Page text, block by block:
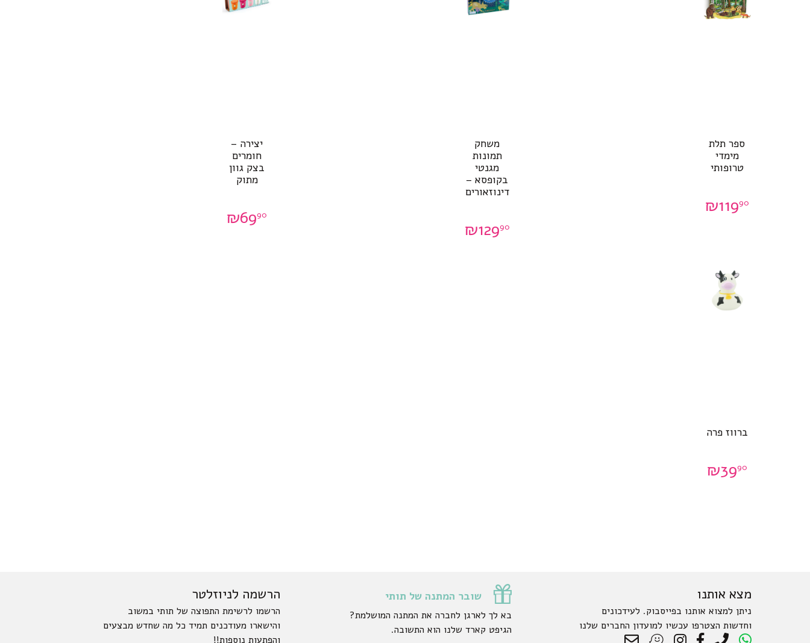
ספר תלת
מימדי
טרופותי
₪11990
משחק
תמונות
מגנטי
בקופסא –
דינוזאורים
₪12990
יצירה –
חומרים
בצק גוון
מתוק
₪6990
ברווז פרה
₪3990
מצא אותנו
ניתן למצוא אותנו בפייסבוק. לעידכונים
וחדשות הצטרפו עכשיו למועדון החברים שלנו
שובר המתנה של תותי
בא לך לארגן לחברה את המתנה המושלמת?
הגיפט קארד שלנו הוא התשובה.
הרשמה לניוזלטר
הרשמו לרשימת התפוצה של תותי במשוב
והישארו מעודכנים תמיד כל מה שחדש מבצעים
והפתעות נוספות!!